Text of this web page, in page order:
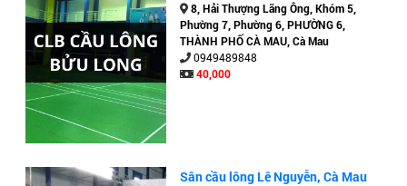
8, Hải Thượng Lãng Ông, Khóm 5,
Phường 7, Phường 6, PHƯỜNG 6,
THÀNH PHỐ CÀ MAU, Cà Mau
0949489848
40,000
Sân cầu lông Lê Nguyễn, Cà Mau